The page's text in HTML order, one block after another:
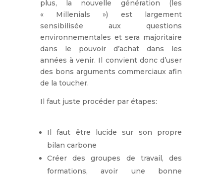
plus, la nouvelle génération (les
« Millenials ») est largement
sensibilisée aux questions
environnementales et sera majoritaire
dans le pouvoir d’achat dans les
années à venir. Il convient donc d’user
des bons arguments commerciaux afin
de la toucher.
Il faut juste procéder par étapes:
Il faut être lucide sur son propre
bilan carbone
Créer des groupes de travail, des
formations, avoir une bonne